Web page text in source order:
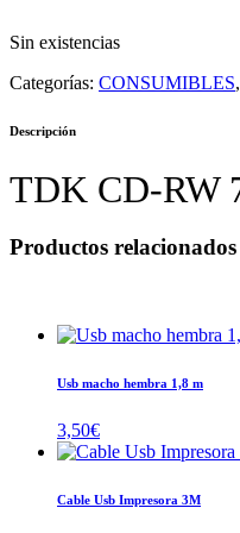
Sin existencias
Categorías: CONSUMIBLES,
Descripción
TDK CD-RW
Productos relacionados
Usb macho hembra 1,8 m
3,50€
Cable Usb Impresora 3M